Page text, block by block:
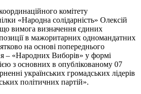
комітету
«Народна солідарність» Олексій
вимога визначення єдиних
в мажоритарних одномандатних
на основі попереднього
– «Народних Виборів» у формі
з основних в опублікованому 07
українських громадських лідерів
політичних партій».